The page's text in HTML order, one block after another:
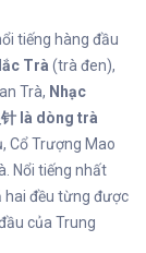
tiếng hàng đầu
Trà (trà đen),
Trà, Nhạc
là dòng trà
Cổ Trượng Mao
Nổi tiếng nhất
hai đều từng được
của Trung